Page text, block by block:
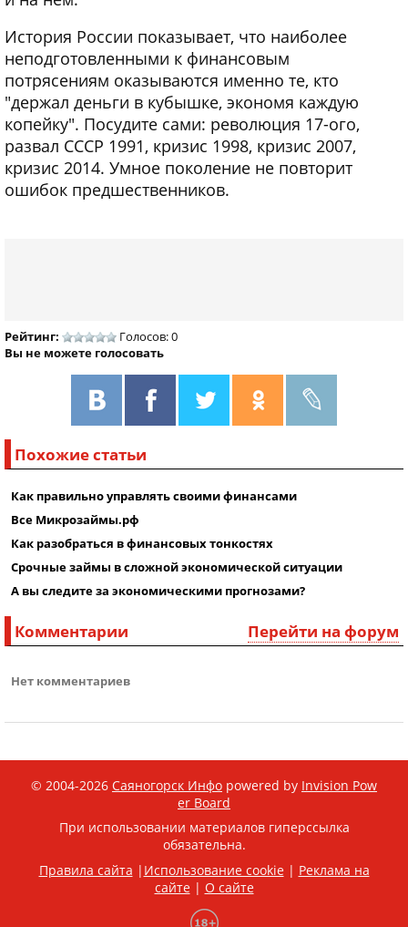
История России показывает, что наиболее
неподготовленными к финансовым
потрясениям оказываются именно те, кто
"держал деньги в кубышке, экономя каждую
копейку". Посудите сами: революция 17-ого,
развал СССР 1991, кризис 1998, кризис 2007,
кризис 2014. Умное поколение не повторит
ошибок предшественников.
Рейтинг:
Голосов: 0
Вы не можете голосовать
Похожие статьи
Как правильно управлять своими финансами
Все Микрозаймы.рф
Как разобраться в финансовых тонкостях
Срочные займы в сложной экономической ситуации
А вы следите за экономическими прогнозами?
Перейти на форум
Комментарии
Нет комментариев
© 2004-2026 Саяногорск Инфо powered by Invision Pow
er Board
При использовании материалов гиперссылка
обязательна.
Правила сайта | Использование cookie| Реклама на
сайте| О сайте